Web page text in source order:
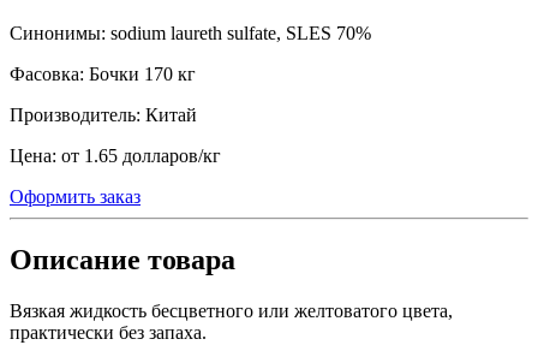
Синонимы: sodium laureth sulfate, SLES 70%
Фасовка: Бочки 170 кг
Производитель: Китай
Цена: от 1.65 долларов/кг
Оформить заказ
Описание товара
Вязкая жидкость бесцветного или желтоватого цвета,
практически без запаха.